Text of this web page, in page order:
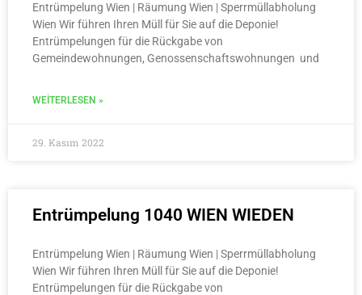
Entrümpelung Wien | Räumung Wien | Sperrmüllabholung
Wien Wir führen Ihren Müll für Sie auf die Deponie!
Entrümpelungen für die Rückgabe von
Gemeindewohnungen, Genossenschaftswohnungen und
WEITERLESEN »
29. Kasım 2022
Entrümpelung 1040 WIEN WIEDEN
Entrümpelung Wien | Räumung Wien | Sperrmüllabholung
Wien Wir führen Ihren Müll für Sie auf die Deponie!
Entrümpelungen für die Rückgabe von